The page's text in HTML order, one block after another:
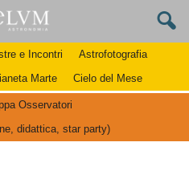
e Incontri
Astrofotografia
Marte Cielo del Mese
Osservatori
didattica, star party)